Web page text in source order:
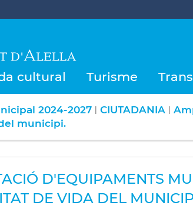
cultural Turisme
2024-2027 | CIUTADANIA |
municipi.
D'EQUIPAMENTS
DE VIDA DEL